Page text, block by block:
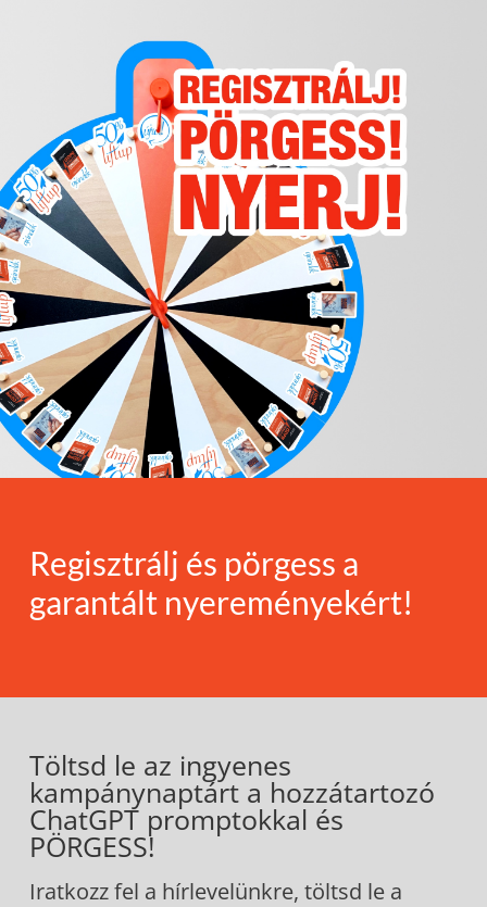
Regisztrálj és pörgess a
garantált nyereményekért!
Töltsd le az ingyenes
kampánynaptárt a hozzátartozó
ChatGPT promptokkal és
PÖRGESS!
Iratkozz fel a hírlevelünkre, töltsd le a